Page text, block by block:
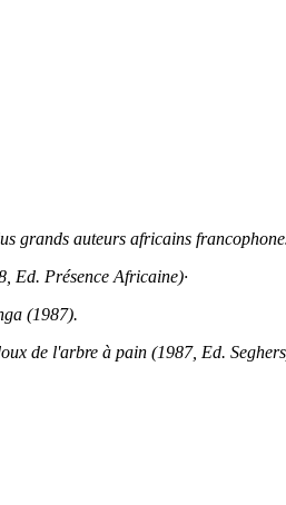
grands auteurs africains
Ed. Présence Africaine)·
(1987).
de l'arbre à pain (1987, Ed.